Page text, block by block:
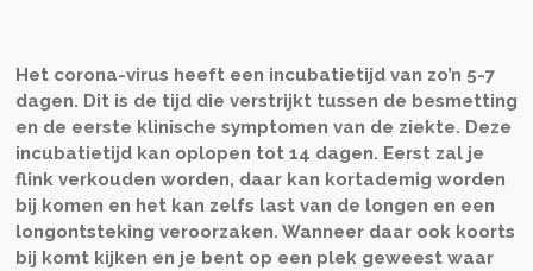
Het corona-virus heeft een incubatietijd van zo’n 5-7
dagen. Dit is de tijd die verstrijkt tussen de besmetting
en de eerste klinische symptomen van de ziekte. Deze
incubatietijd kan oplopen tot 14 dagen. Eerst zal je
flink verkouden worden, daar kan kortademig worden
bij komen en het kan zelfs last van de longen en een
longontsteking veroorzaken. Wanneer daar ook koorts
bij komt kijken en je bent op een plek geweest waar